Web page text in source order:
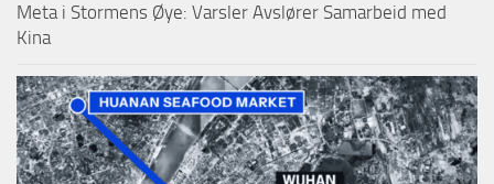
Meta i Stormens Øye: Varsler Avslører Samarbeid med
Kina